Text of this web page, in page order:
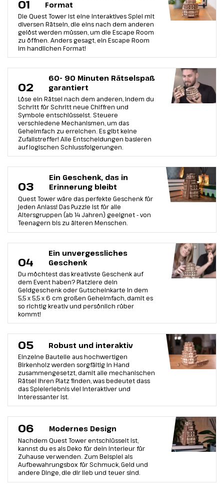
01
Format
Die Quest Tower ist eine interaktives Spiel mit
diversen Rätseln, die eins nach dem anderen
gelöst werden müssen, um die Escape Room
zu öffnen. Anders gesagt, ein Escape Room
im handlichen Format!
02
60- 90 Minuten Rätselspaß
garantiert
Löse ein Rätsel nach dem anderen, indem du
Schritt für Schritt neue Chiffren und
Symbole entschlüsselst. Steuere
verschiedene Mechanismen, um das
Geheimfach zu erreichen. Es gibt keine
Zufallstreffer! Alle Entscheidungen basieren
auf logischen Schlussfolgerungen.
03
Ein Geschenk, das in
Erinnerung bleibt
Quest Tower wäre das perfekte Geschenk für
jeden Anlass! Das Puzzle ist für alle
Altersgruppen (ab 14 Jahren) geeignet - von
Teenagern bis zu älteren Menschen.
04
Ein unvergessliches
Geschenk
Du möchtest das kreativste Geschenk auf
dem Event haben? Platziere dein
Geldgeschenk oder Gutscheinkarte In dem
5,5 х 5,5 х 6 cm großen Geheimfach, damit es
so richtig kreativ und persönlich rüber
kommt!
05 Robust und interaktiv
Einzelne Bauteile aus hochwertigen
Birkenholz werden sorgfältig in Hand
zusammengesetzt, damit alle mechanischen
Rätsel ihren Platz finden, was bedeutet dass
das Spielerlebnis viel Interaktiver und
Interessanter ist.
06 Modernes Design
Nachdem Quest Tower entschlüsselt ist,
kannst du es als Deko für dein Interieur für
Zuhause verwenden. Zum Beispiel als
Aufbewahrungsbox für Schmuck, Geld und
andere Dinge, die dir lieb und teuer sind.